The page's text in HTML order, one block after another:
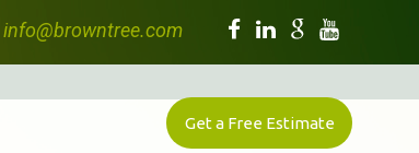
info@browntree.com
Get a Free Estimate